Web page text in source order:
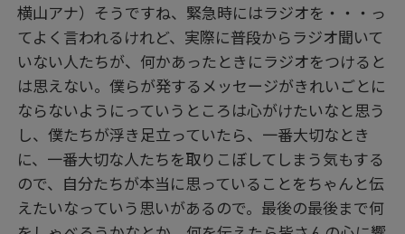
横山アナ）そうですね、緊急時にはラジオを・・・っ
てよく言われるけれど、実際に普段からラジオ聞いて
いない人たちが、何かあったときにラジオをつけると
は思えない。僕らが発するメッセージがきれいごとに
ならないようにっていうところは心がけたいなと思う
し、僕たちが浮き足立っていたら、一番大切なとき
に、一番大切な人たちを取りこぼしてしまう気もする
ので、自分たちが本当に思っていることをちゃんと伝
えたいなっていう思いがあるので。最後の最後まで何